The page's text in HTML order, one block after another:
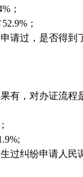
；
；
请过，是否得到
有，对办证流程
过纠纷申请人民